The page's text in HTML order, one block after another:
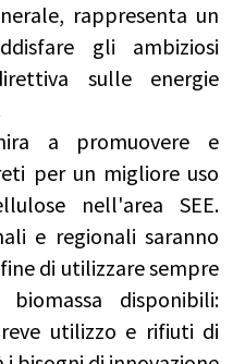
rappresenta un
gli ambiziosi
sulle energie
a promuovere e
per un migliore uso
nell'area SEE.
e regionali saranno
di utilizzare sempre
disponibili:
utilizzo e rifiuti di